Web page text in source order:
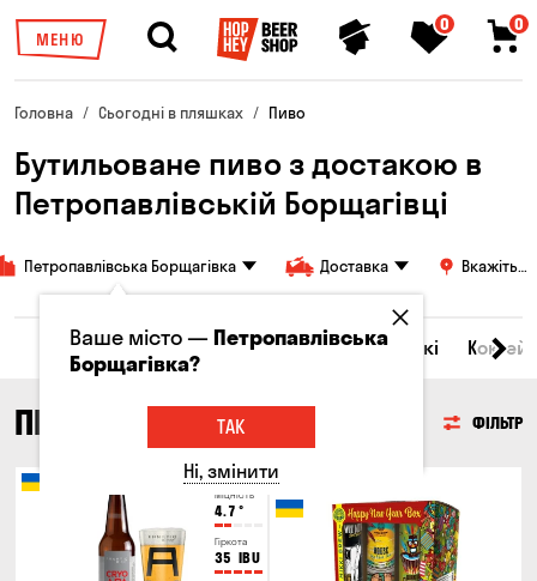
МЕНЮ
0 0
Головна Сьогодні в пляшках Пиво
Бутильоване пиво з достакою в
Петропавлівській Борщагівці
Петропавлівська Борщагівка Доставка
Вкажіть
Всі товари Пиво Сидр Вино Віскі
ПИВО ФІЛЬТР
Міцність
4.7 °
Гіркота
35 IBU
Ваше місто —Петропавлівська
Борщагівка?
ТАК
Ні, змінити